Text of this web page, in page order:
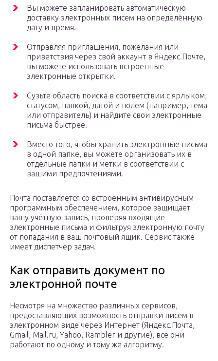
Вы можете запланировать автоматическую
доставку электронных писем на определённую
дату и время.
Отправляя приглашения, пожелания или
приветствия через свой аккаунт в Яндекс.Почте,
вы можете использовать встроенные
электронные открытки.
Сузьте область поиска в соответствии с ярлыком,
статусом, папкой, датой и полем (например, тема
или отправитель) и найдите свои электронные
письма быстрее.
Вместо того, чтобы хранить электронные письма
в одной папке, вы можете организовать их в
отдельные папки и метки в соответствии с
вашими предпочтениями.
Почта поставляется со встроенным антивирусным
программным обеспечением, которое защищает
вашу учётную запись, проверяя входящие
электронные письма и фильтруя электронную почту
от попадания в ваш почтовый ящик. Сервис также
имеет диспетчер задач.
Как отправить документ по
электронной почте
Несмотря на множество различных сервисов,
предоставляющих возможность отправки писем в
электронном виде через Интернет (Яндекс.Почта,
Gmail, Mail.ru, Yahoo, Rambler и другие), все они
работают по одному и тому же алгоритму.